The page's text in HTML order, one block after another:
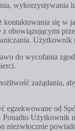
wykorzystywania
kontaktowania się w
obowiązującymi
do wycofania
zażądania,
egzekwowane od
Ponadto Użytkownik
niezwłocznie